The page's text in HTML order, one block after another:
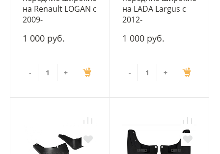
на Renault LOGAN с
2009-
1 000 руб.
- +
на LADA Largus с
2012-
1 000 руб.
- +